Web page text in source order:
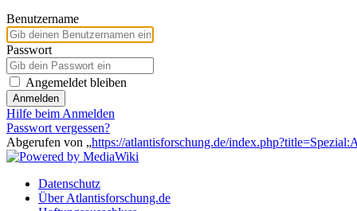
Benutzername
Passwort
Angemeldet bleiben
Anmelden
Hilfe beim Anmelden
Passwort vergessen?
Abgerufen von „https://atlantisforschung.de/
Datenschutz
Über Atlantisforschung.de